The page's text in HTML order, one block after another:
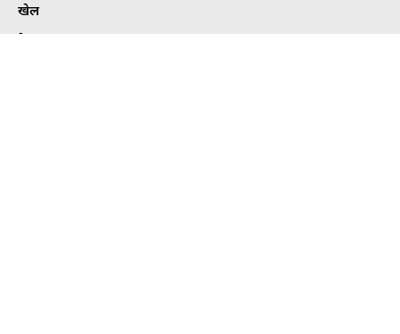
खेल
हेल्थ